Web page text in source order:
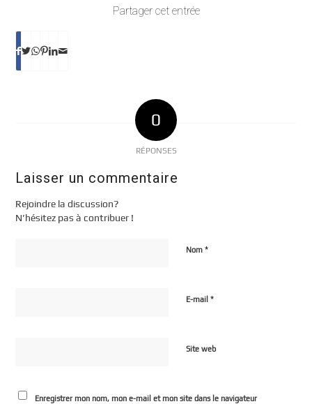
Partager cet entrée
0
RÉPONSES
Laisser un commentaire
Rejoindre la discussion?
N’hésitez pas à contribuer !
Nom*
E-mail*
Site web
Enregistrer mon nom, mon e-mail et mon site dans le navigateur